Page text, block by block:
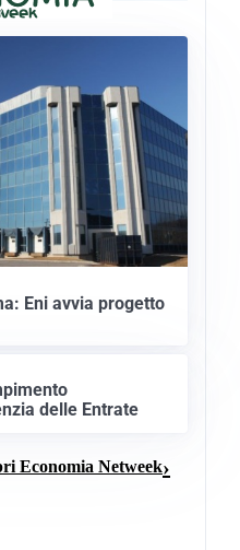
Eni avvia progetto
delle Entrate
Economia Netweek